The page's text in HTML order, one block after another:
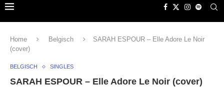
Home Belgisch
SARAH ESPOUR – Elle Adore Le Noir
(cover)
BELGISCH SINGLES
SARAH ESPOUR – Elle Adore Le Noir (cover)